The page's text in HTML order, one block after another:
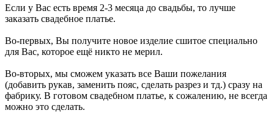
Если у Вас есть время 2-3 месяца до свадьбы, то лучше
заказать свадебное платье.
Во-первых, Вы получите новое изделие сшитое специально
для Вас, которое ещё никто не мерил.
Во-вторых, мы сможем указать все Ваши пожелания
(добавить рукав, заменить пояс, сделать разрез и тд.) сразу на
фабрику. В готовом свадебном платье, к сожалению, не всегда
можно это сделать.